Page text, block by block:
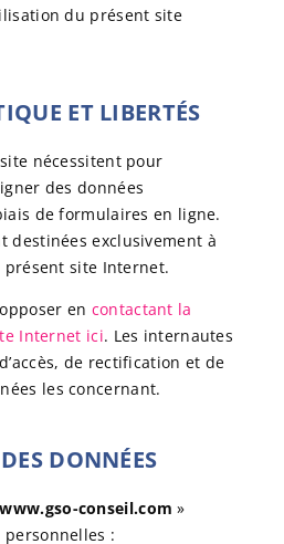
du présent site
ET LIBERTÉS
nécessitent pour
des données
de formulaires en ligne.
destinées exclusivement à
site Internet.
en contactant la
Internet ici. Les internautes
de rectification et de
les concernant.
DONNÉES
www.gso-conseil.com »
personnelles :